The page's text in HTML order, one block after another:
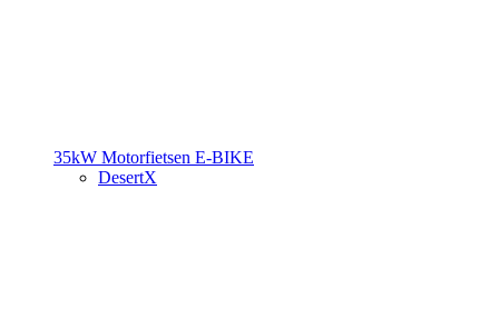
35kW Motorfietsen E-BIKE
DesertX